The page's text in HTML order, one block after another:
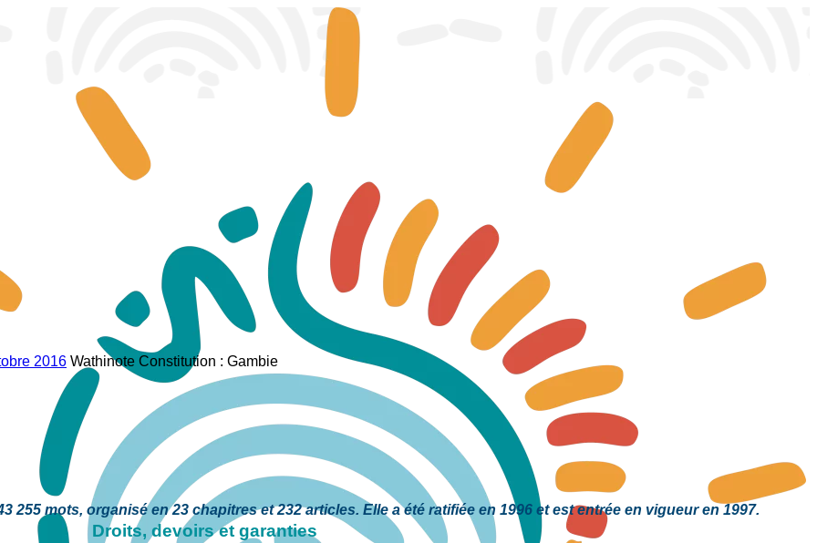
2016 Wathinote Constitution : Gambie
mots, organisé en 23 chapitres et 232 articles. Elle a été ratifiée en 1996 et est entrée en vigueur en 1997.
Droits, devoirs et garanties